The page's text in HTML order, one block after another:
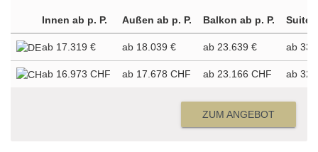
Innen ab p. P. Außen ab p. P. Balkon ab p. P. Suite
ab 17.319 € ab 18.039 € ab 23.639 € ab
ab 16.973 CHF ab 17.678 CHF ab 23.166 CHF ab
ZUM ANGEBOT